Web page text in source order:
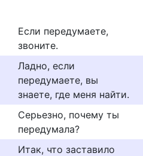
Если передумаете,
звоните.
Ладно, если
передумаете, вы
знаете, где меня найти.
Серьезно, почему ты
передумала?
Итак, что заставило